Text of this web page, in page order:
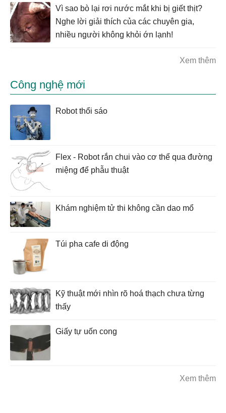
Vì sao bò lại rơi nước mắt khi bị giết thịt?
Nghe lời giải thích của các chuyên gia,
nhiều người không khỏi ớn lạnh!
Xem thêm
Công nghệ mới
Robot thổi sáo
Flex - Robot rắn chui vào cơ thể qua đường
miệng để phẫu thuật
Khám nghiệm tử thi không cần dao mổ
Túi pha cafe di động
Kỹ thuật mới nhìn rõ hoá thạch chưa từng
thấy
Giấy tự uốn cong
Xem thêm